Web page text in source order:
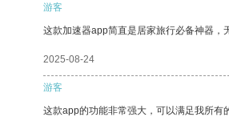
游客
这款加速器app简直是居家旅行必备神器，
2025-08-24
游客
这款app的功能非常强大，可以满足我所有